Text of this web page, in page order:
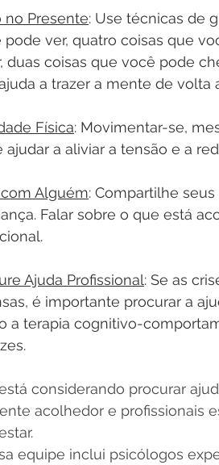
no Presente: Use técnicas de
pode ver, quatro coisas que
duas coisas que você pode
a trazer a mente de
Física: Movimentar-se,
ajudar a aliviar a tensão e a
Alguém: Compartilhe
Falar sobre o que está
Ajuda Profissional: Se as
é importante procurar a
a terapia cognitivo-
considerando procurar
acolhedor e profissionais